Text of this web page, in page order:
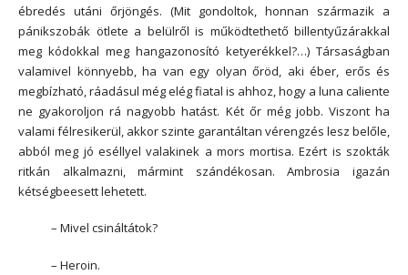
ébredés utáni őrjöngés. (Mit gondoltok, honnan származik a
pánikszobák ötlete a belülről is működtethető billentyűzárakkal
meg kódokkal meg hangazonosító ketyerékkel?…) Társaságban
valamivel könnyebb, ha van egy olyan őröd, aki éber, erős és
megbízható, ráadásul még elég fiatal is ahhoz, hogy a luna caliente
ne gyakoroljon rá nagyobb hatást. Két őr még jobb. Viszont ha
valami félresikerül, akkor szinte garantáltan vérengzés lesz belőle,
abból meg jó eséllyel valakinek a mors mortisa. Ezért is szokták
ritkán alkalmazni, mármint szándékosan. Ambrosia igazán
kétségbeesett lehetett.
– Mivel csináltátok?
– Heroin.